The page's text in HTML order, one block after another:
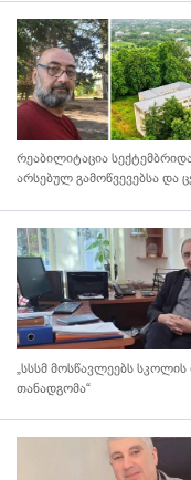
რეაბილიტაცია
არსებულ გამოწვევებსა და
„სსსმ მოსწავლეებს
თანადგომა“